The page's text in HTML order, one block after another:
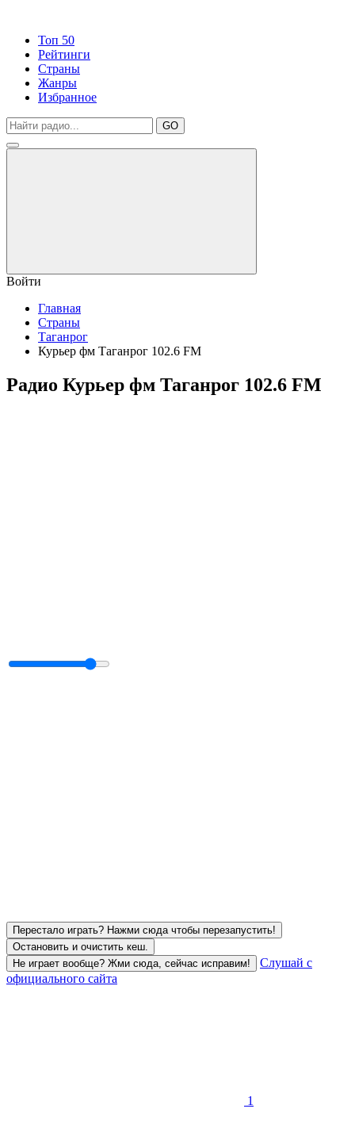
Топ 50
Рейтинги
Страны
Жанры
Избранное
GO
Войти
Главная
Страны
Таганрог
Курьер фм Таганрог 102.6 FM
Радио Курьер фм Таганрог 102.6 FM
Перестало играть? Нажми сюда чтобы перезапустить!
Остановить и очистить кеш.
Не играет вообще? Жми сюда, сейчас исправим!
Слушай с
официального сайта
1